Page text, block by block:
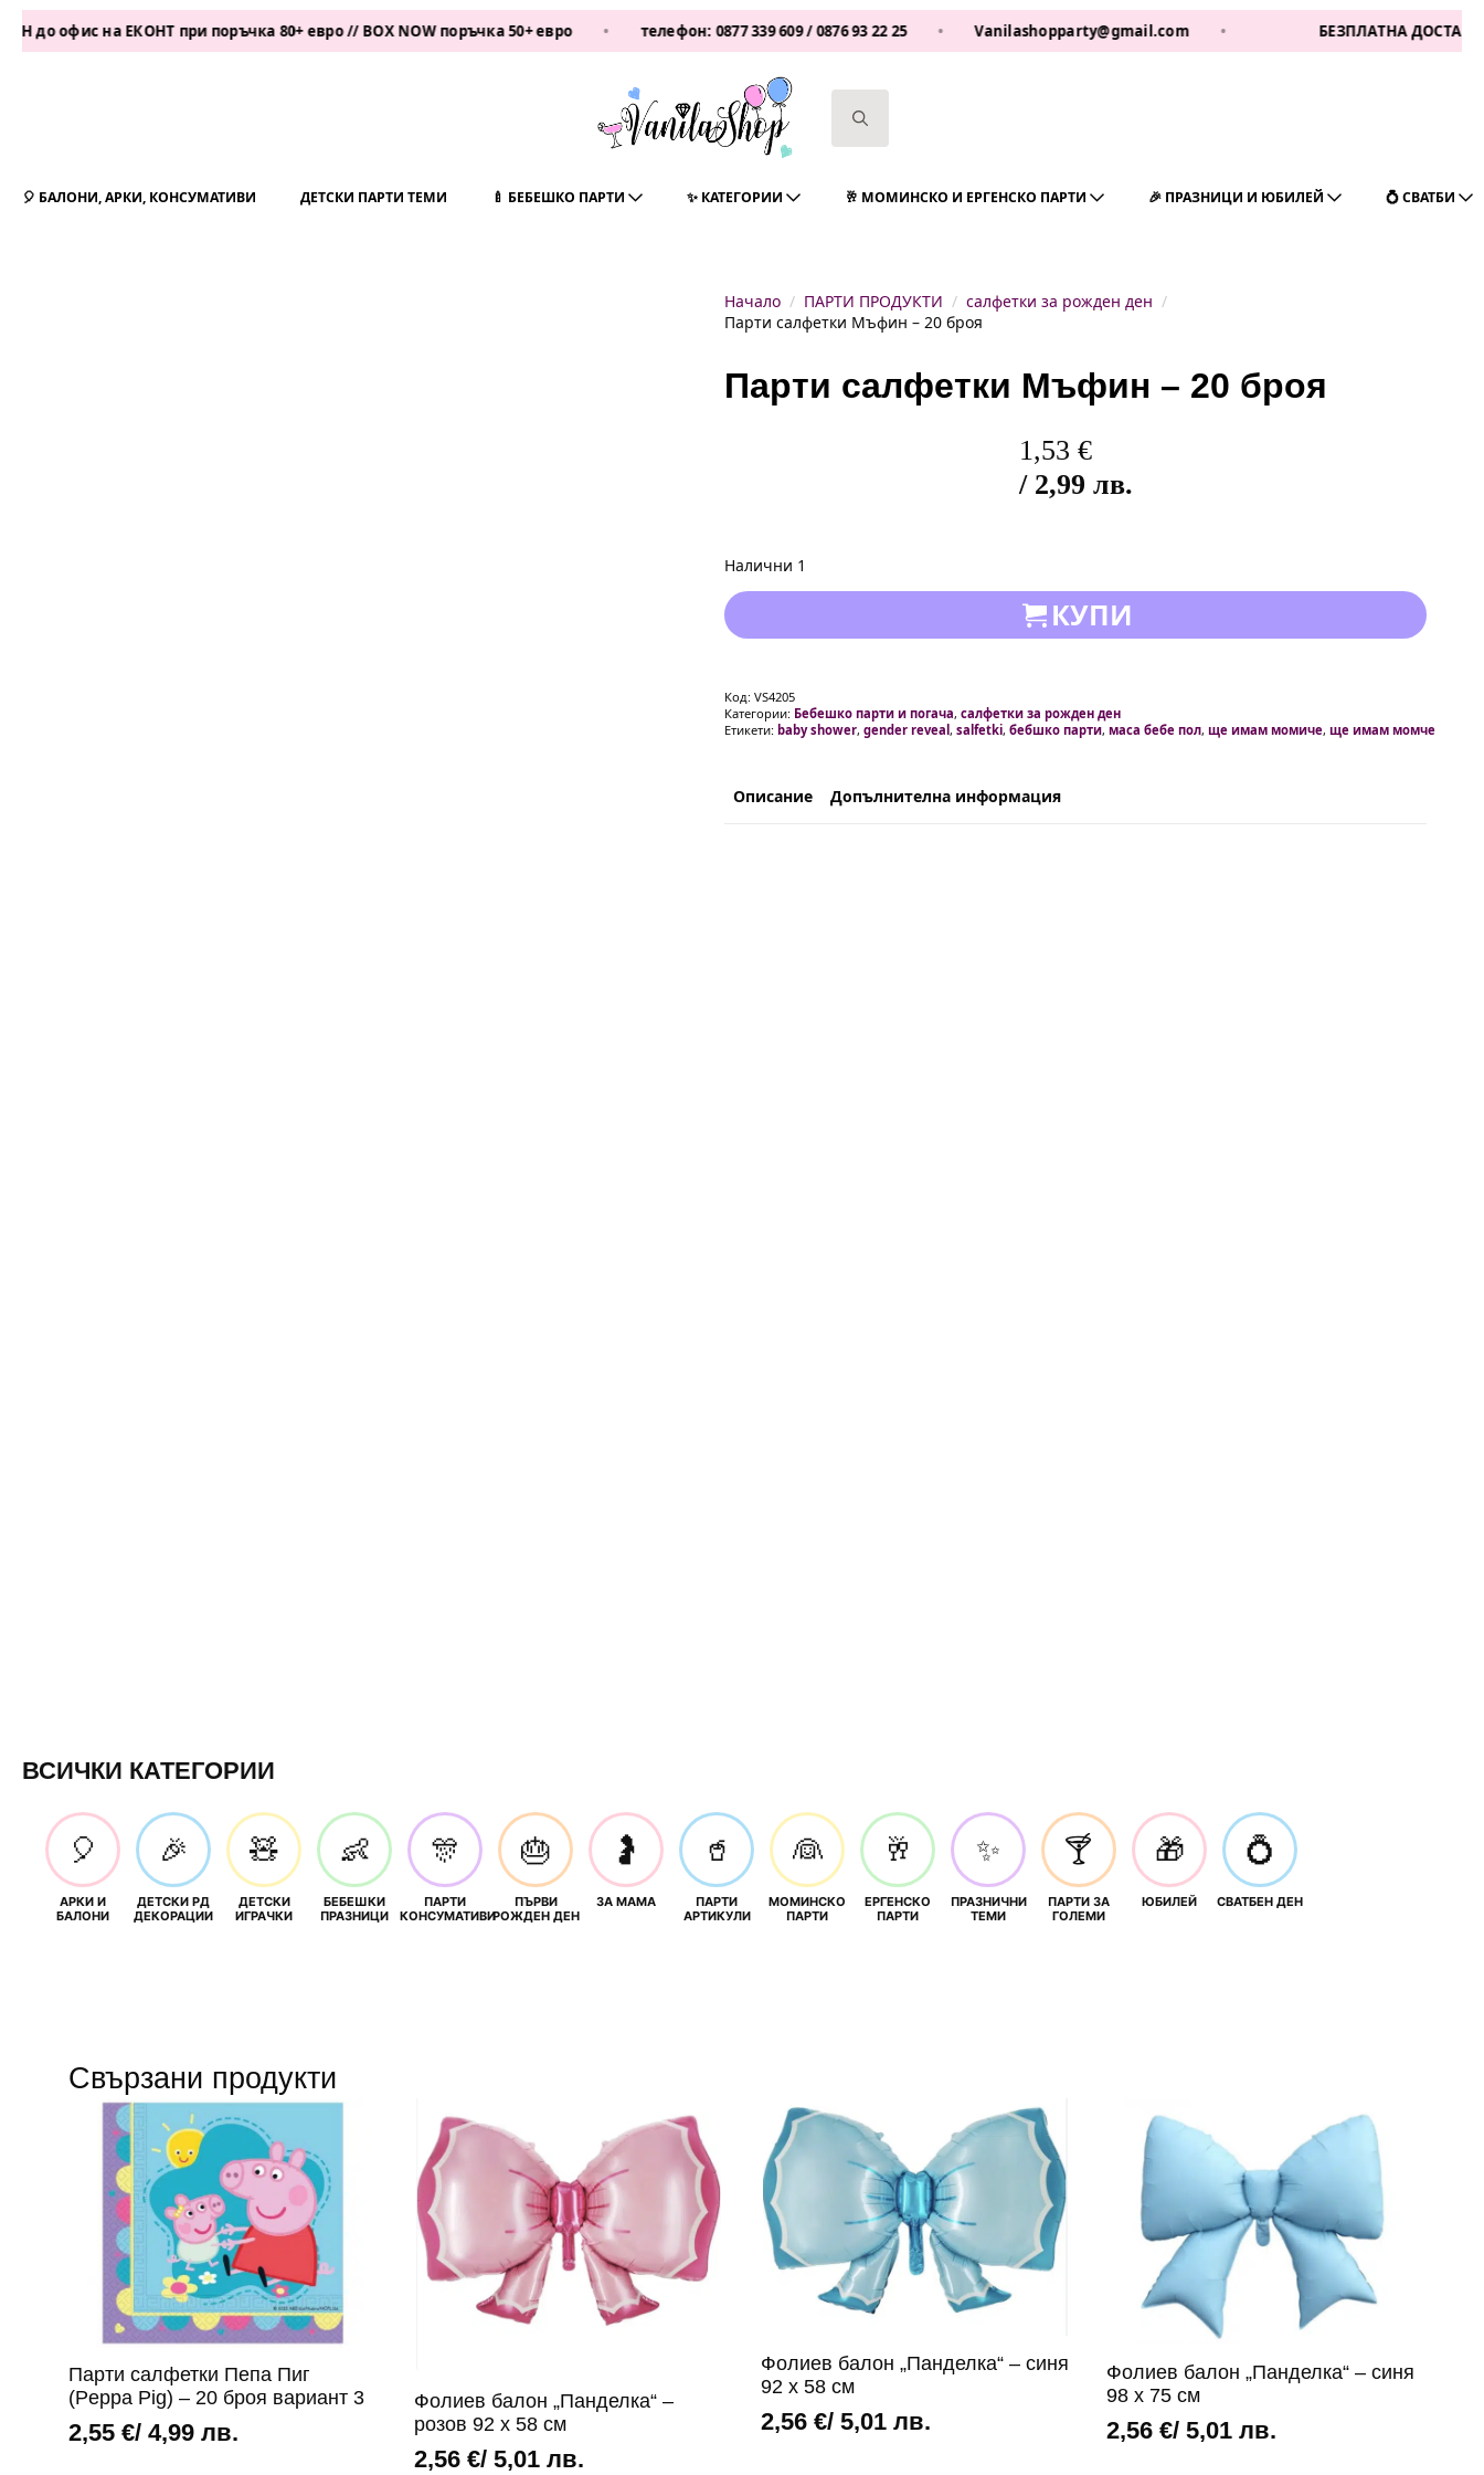
на ЕКОНТ при поръчка 80+ евро // BOX NOW поръчка 50+ евро • телефон:0877 339 609/0876 93 22 25 • Vanilashopparty@gmail.com • БЕЗПЛАТНА ДОСТАВКА ЗА 1
🎈 БАЛОНИ, АРКИ, КОНСУМАТИВИ ДЕТСКИ ПАРТИ ТЕМИ 🍼 БЕБЕШКО ПАРТИ ✨ КАТЕГОРИИ 🥂 МОМИНСКО И ЕРГЕНСКО ПАРТИ 🎉 ПРАЗНИЦИ И ЮБИЛЕЙ 💍 СВАТБИ
Начало ПАРТИ ПРОДУКТИ
салфетки за рожден ден
Парти салфетки Мъфин – 20 броя
Парти салфетки Мъфин – 20 броя
1,53 €
/ 2,99 лв.
Налични 1
КУПИ
Код: VS4205
Категории: Бебешко парти и погача, салфетки за рожден ден
Етикети: baby shower, gender reveal , salfetki, бебшко парти, маса бебе пол, ще имам момиче, ще имам момче
Описание Допълнителна информация
ВСИЧКИ КАТЕГОРИИ
🎈
АРКИ И
БАЛОНИ
🎉
ДЕТСКИ РД
ДЕКОРАЦИИ
🧸
ДЕТСКИ
ИГРАЧКИ
👶
БЕБЕШКИ
ПРАЗНИЦИ
🎊
ПАРТИ
КОНСУМАТИВИ
🎂
ПЪРВИ
РОЖДЕН ДЕН
🤰
ЗА МАМА
🥤
ПАРТИ
АРТИКУЛИ
👰
МОМИНСКО
ПАРТИ
🥂
ЕРГЕНСКО
ПАРТИ
✨
ПРАЗНИЧНИ
ТЕМИ
🍸
ПАРТИ ЗА
ГОЛЕМИ
🎁
ЮБИЛЕЙ
💍
СВАТБЕН ДЕН
Свързани продукти
Парти салфетки Пепа Пиг
(Peppa Pig) – 20 броя вариант 3
2,55 €/ 4,99 лв.
Фолиев балон „Панделка“ –
розов 92 х 58 см
2,56€/ 5,01 лв.
Фолиев балон „Панделка“ – синя
92 х 58 см
2,56 €/ 5,01 лв.
Фолиев балон „Панделка“ – синя
98 х 75 см
2,56€/ 5,01 лв.